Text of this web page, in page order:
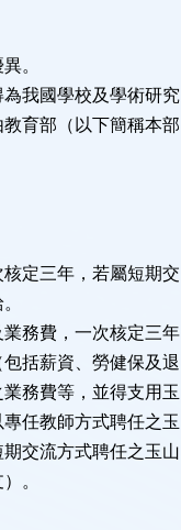
。
國學校及學術研究
部（以下簡稱本部
三年，若屬短期交
費，一次核定三年
薪資、勞健保及退
費等，並得支用玉
教師方式聘任之玉
流方式聘任之玉山
。